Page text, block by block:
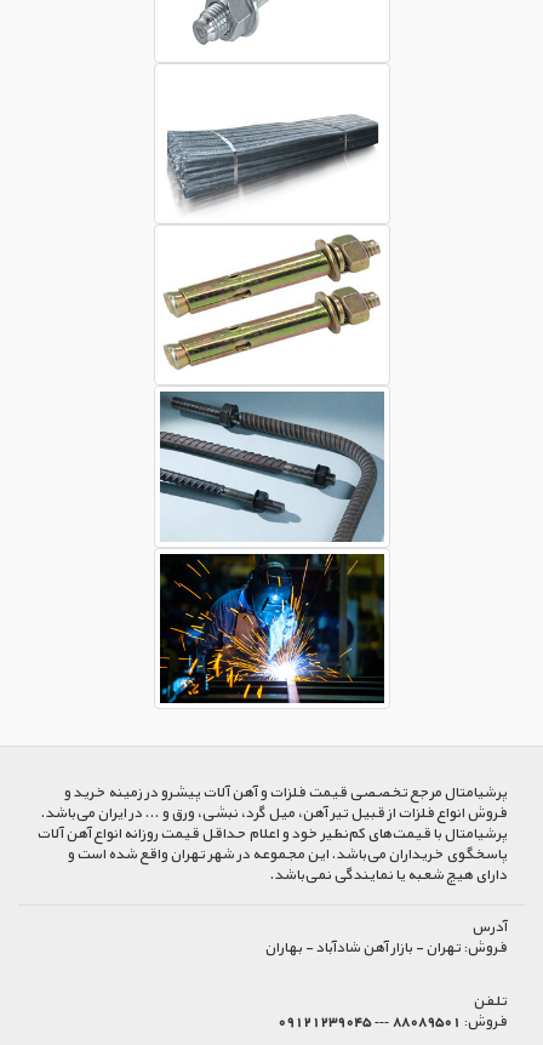
پرشیا‌متال مرجع تخصصی قیمت فلزات و آهن آلات پیشرو در زمینه خرید و
فروش انواع فلزات از قبیل تیر آهن، میل گرد، نبشی، ورق و ... در ایران می‌باشد.
پرشیامتال با قیمت‌های کم‌نظیر خود و اعلام حداقل قیمت روزانه انواع آهن آلات
پاسخگوی خریداران می‌باشد. این مجموعه در شهر تهران واقع شده است و
دارای هیچ شعبه یا نمایندگی نمی‌باشد.
آدرس
فروش:تهران - بازار آهن شادآباد - بهاران
تلفن
فروش: 88089501 --- 09121239045